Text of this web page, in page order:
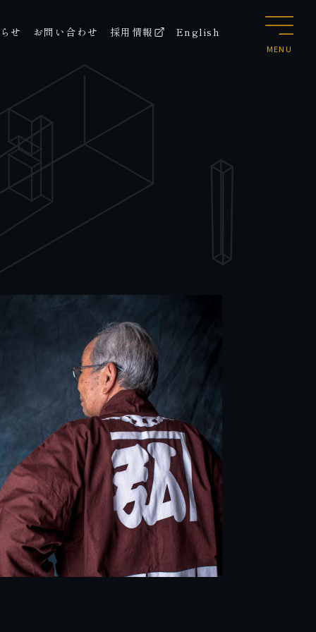
せ お問い合わせ 採用情報 English
MENU